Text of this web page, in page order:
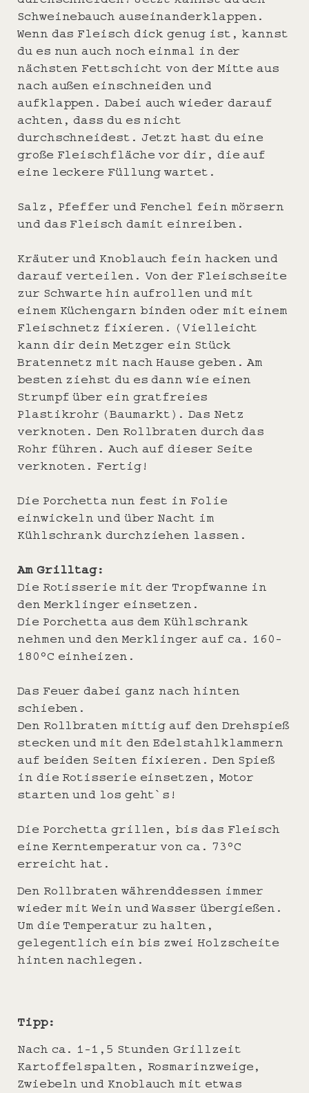
Schweinebauch auseinanderklappen.
Wenn das Fleisch dick genug ist, kannst
du es nun auch noch einmal in der
nächsten Fettschicht von der Mitte aus
nach außen einschneiden und
aufklappen. Dabei auch wieder darauf
achten, dass du es nicht
durchschneidest. Jetzt hast du eine
große Fleischfläche vor dir, die auf
eine leckere Füllung wartet.
Salz, Pfeffer und Fenchel fein mörsern
und das Fleisch damit einreiben.
Kräuter und Knoblauch fein hacken und
darauf verteilen. Von der Fleischseite
zur Schwarte hin aufrollen und mit
einem Küchengarn binden oder mit einem
Fleischnetz fixieren. (Vielleicht
kann dir dein Metzger ein Stück
Bratennetz mit nach Hause geben. Am
besten ziehst du es dann wie einen
Strumpf über ein gratfreies
Plastikrohr (Baumarkt). Das Netz
verknoten. Den Rollbraten durch das
Rohr führen. Auch auf dieser Seite
verknoten. Fertig!
Die Porchetta nun fest in Folie
einwickeln und über Nacht im
Kühlschrank durchziehen lassen.
Am Grilltag:
Die Rotisserie mit der Tropfwanne in
den Merklinger einsetzen.
Die Porchetta aus dem Kühlschrank
nehmen und den Merklinger auf ca. 160-
180°C einheizen.
Das Feuer dabei ganz nach hinten
schieben.
Den Rollbraten mittig auf den Drehspieß
stecken und mit den Edelstahlklammern
auf beiden Seiten fixieren. Den Spieß
in die Rotisserie einsetzen, Motor
starten und los geht`s!
Die Porchetta grillen, bis das Fleisch
eine Kerntemperatur von ca. 73°C
erreicht hat.
Den Rollbraten währenddessen immer
wieder mit Wein und Wasser übergießen.
Um die Temperatur zu halten,
gelegentlich ein bis zwei Holzscheite
hinten nachlegen.
Tipp:
Nach ca. 1-1,5 Stunden Grillzeit
Kartoffelspalten, Rosmarinzweige,
Zwiebeln und Knoblauch mit etwas